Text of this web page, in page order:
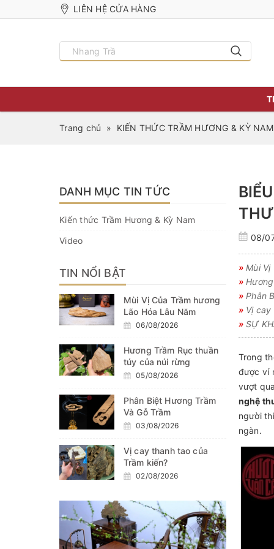
LIÊN HỆ CỬA HÀNG
Trang chủ » KIẾN THỨC TRẦM HƯƠNG & KỲ NAM
08/
»Mùi Vị
»Hương
»Phân
»Vị cay
»SỰ
Trong
được ví
vượt
nghệ
người
ngàn.
DANH MỤC TIN TỨC
Kiến thức Trầm Hương & Kỳ Nam
Video
TIN NỔI BẬT
Mùi Vị Của Trầm hương
Lão Hóa Lâu Năm
06/08/2026
Hương Trầm Rục thuần
túy của núi rừng
05/08/2026
Phân Biệt Hương Trầm
Và Gỗ Trầm
03/08/2026
Vị cay thanh tao của
Trầm kiến?
02/08/2026